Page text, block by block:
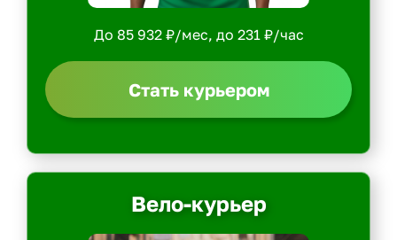
До 85 932 ₽/мес, до 231 ₽/час
Стать курьером
Вело-курьер